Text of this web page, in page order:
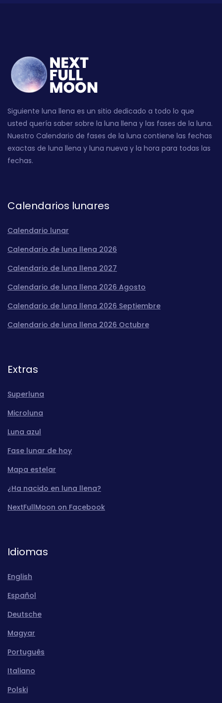
Siguiente luna llena es un sitio dedicado a todo lo que
usted quería saber sobre la luna llena y las fases de la luna.
Nuestro Calendario de fases de la luna contiene las fechas
exactas de luna llena y luna nueva y la hora para todas las
fechas.
Calendarios lunares
Calendario lunar
Calendario de luna llena 2026
Calendario de luna llena 2027
Calendario de luna llena 2026 Agosto
Calendario de luna llena 2026 Septiembre
Calendario de luna llena 2026 Octubre
Extras
Superluna
Microluna
Luna azul
Fase lunar de hoy
Mapa estelar
¿Ha nacido en luna llena?
NextFullMoon on Facebook
Idiomas
English
Español
Deutsche
Magyar
Português
Italiano
Polski